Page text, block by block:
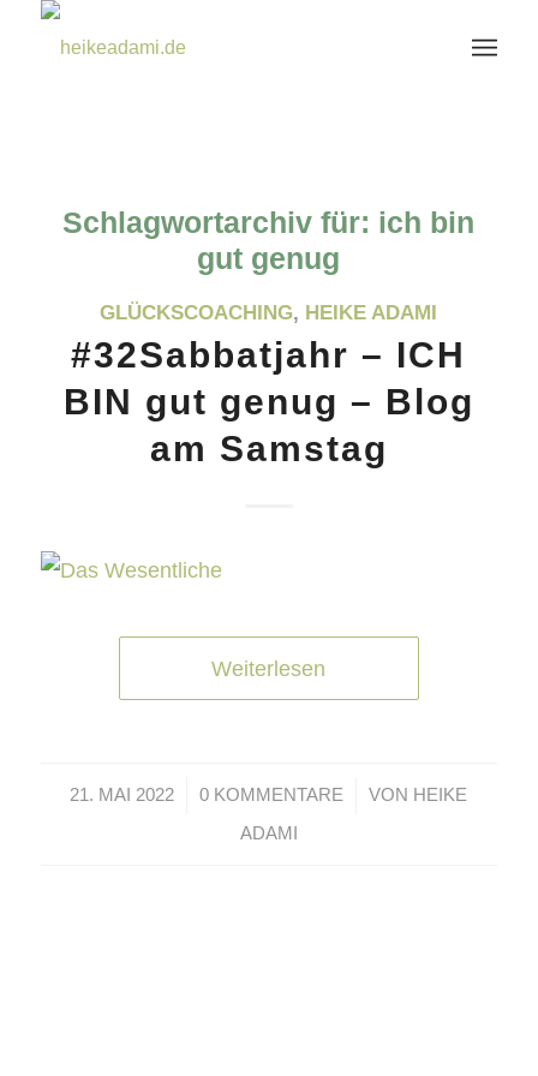
Schlagwortarchiv für: ich bin
gut genug
GLÜCKSCOACHING, HEIKE ADAMI
#32Sabbatjahr – ICH
BIN gut genug – Blog
am Samstag
Weiterlesen
21. MAI 2022
/ 0 KOMMENTARE
/ VON HEIKE
ADAMI